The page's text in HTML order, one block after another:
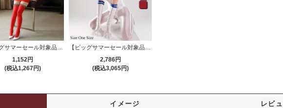
【ビッグサマーセール対象品】スカート(SKIRT) 118rd
1,152円
(税込1,267円)
【ビッグサマーセール対象品】セクシーコスプレ(SEXYCOSPLAY) 1930
2,786円
(税込3,065円)
イメージ レビ